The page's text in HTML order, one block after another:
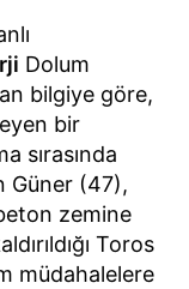
Dolum
bilgiye göre,
bir
sırasında
Güner (47),
zemine
Toros
müdahalelere